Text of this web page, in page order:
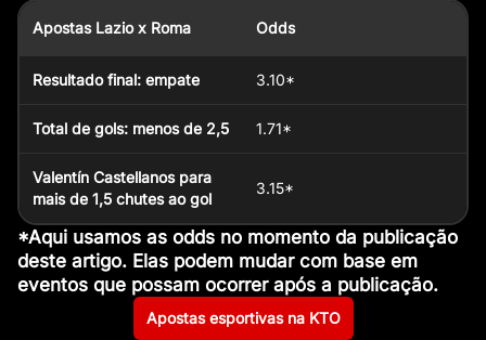
Apostas Lazio x Roma Odds
Resultado final: empate 3.10*
Total de gols: menos de 2,5 1.71*
Valentín Castellanos para
mais de 1,5 chutes ao gol
3.15*
*Aqui usamos as odds no momento da publicação
deste artigo. Elas podem mudar com base em
eventos que possam ocorrer após a publicação.
Apostas esportivas na KTO